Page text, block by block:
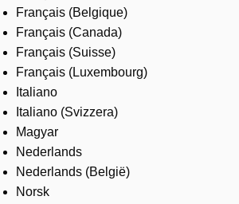
Français (Belgique)
Français (Canada)
Français (Suisse)
Français (Luxembourg)
Italiano
Italiano (Svizzera)
Magyar
Nederlands
Nederlands (België)
Norsk